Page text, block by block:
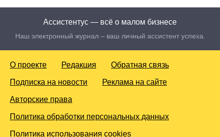
Ассистентус — всё о малом бизнесе
Наш электронный журнал – ваш личный ассистент успеха.
О проекте Редакция Обратная связь
Подписка на новости Реклама на сайте
Авторские права
Политика обработки персональных данных
Политика использования cookies